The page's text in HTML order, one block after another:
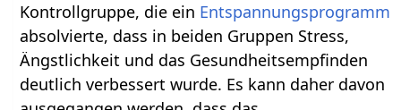
Kontrollgruppe, die ein Entspannungsprogramm
absolvierte, dass in beiden Gruppen Stress,
Ängstlichkeit und das Gesundheitsempfinden
deutlich verbessert wurde. Es kann daher davon